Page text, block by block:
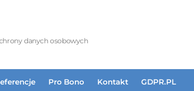
danych osobowych
Pro Bono Kontakt GDPR.PL